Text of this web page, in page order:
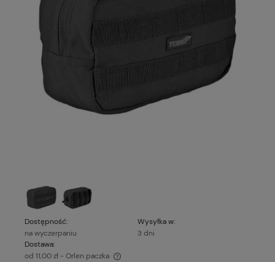
Dostępność:
na wyczerpaniu
Wysyłka w:
3 dni
Dostawa:
od 11,00 zł - Orlen paczka